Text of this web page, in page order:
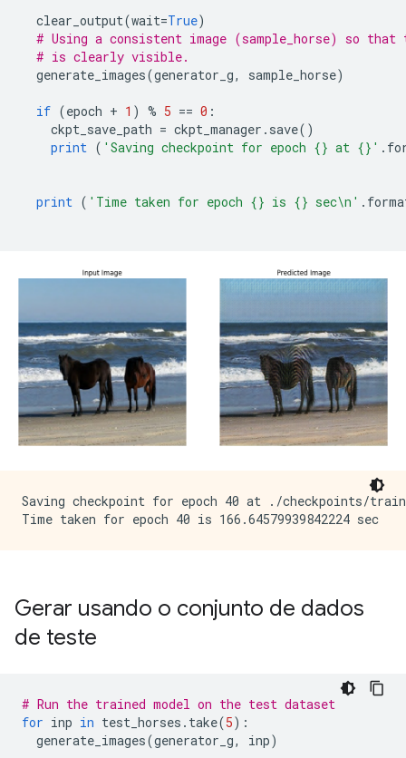
clear_output(wait=True)
# Using a consistent image (sample_horse) so that
# is clearly visible.
generate_images(generator_g, sample_horse)
if (epoch + 1 ) % 5 == 0 :
ckpt_save_path = ckpt_manager . save()
print ( 'Saving checkpoint for epoch {} at {}' .
print ( 'Time taken for epoch {} is {} sec\n' .
Saving checkpoint for epoch 40 at ./checkpoints/
Gerar usando o conjunto de dados
de teste
# Run the trained model on the test dataset
for inp in test_horses . take(5):
generate_images(generator_g, inp)